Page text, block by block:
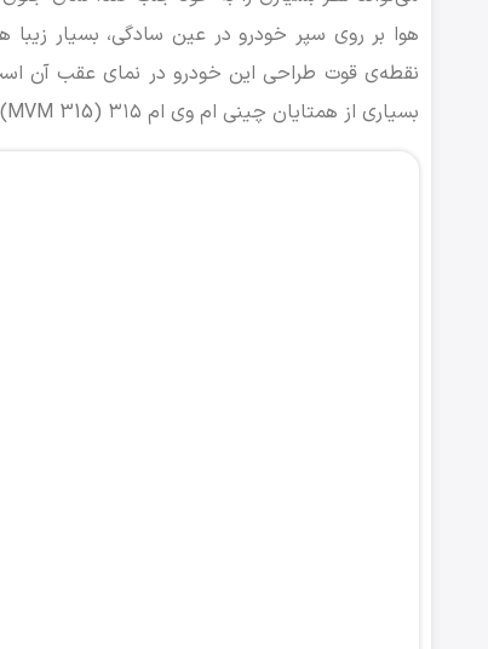
هوا بر روی سپر خودرو در عین سادگی، بسیار
نقطه‌ی قوت طراحی این خودرو در نمای عقب آن
بسیاری از همتایان چینی ام وی ام ۳۱۵ (MVM 315) در طراحی عقب خودرو مشتری را ناامید می‌کنند.